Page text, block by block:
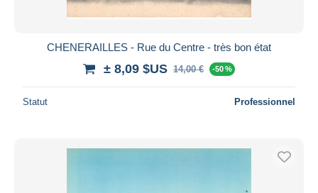
CHENERAILLES - Rue du Centre - très bon état
± 8,09 $US 14,00 € -50 %
Statut Professionnel